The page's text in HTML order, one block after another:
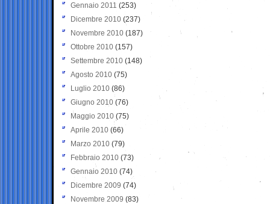
Gennaio 2011 (253)
Dicembre 2010 (237)
Novembre 2010 (187)
Ottobre 2010 (157)
Settembre 2010 (148)
Agosto 2010 (75)
Luglio 2010 (86)
Giugno 2010 (76)
Maggio 2010 (75)
Aprile 2010 (66)
Marzo 2010 (79)
Febbraio 2010 (73)
Gennaio 2010 (74)
Dicembre 2009 (74)
Novembre 2009 (83)